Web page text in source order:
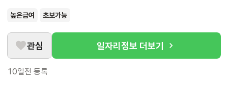
높은급여 초보가능
관심 일자리정보 더보기
10일전 등록